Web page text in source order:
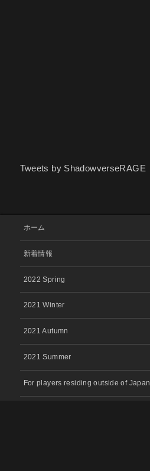
Tweets by ShadowverseRAGE
ホーム
新着情報
2022 Spring
2021 Winter
2021 Autumn
2021 Summer
For players residing outside of Japan